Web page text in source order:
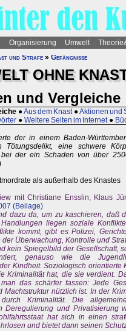
Organisierung Umwelt
und Strafe » Gefängnisse
OHNE
und Vergleiche
●Aus dem Knast ●Aktionen und
● Weitere Seiten im Internet ●
der in einem Baden-
Tötungsdelikt, eine schwere
der ein Schaden von über
als außerhalb des Knastes
mit Christiane Ensslin, Klaus
(Beilage)
dazu da, um zu kaschieren, daß
Handlungen liegen soziale
kommt, gibt es Polizei,
Überwachung, Kontrolle und
kein Spiegelbild der Gesellschaft,
genauso wie die
Kindheit. Soziologisch
Kriminalität hat, die sie verdient.
das schärfer fassen: Jede
Machtstruktur nützlich ist. In der
Kriminalität. Die
Deregulierung und Privatisierung
hat sich in einen
und bietet dann seinen